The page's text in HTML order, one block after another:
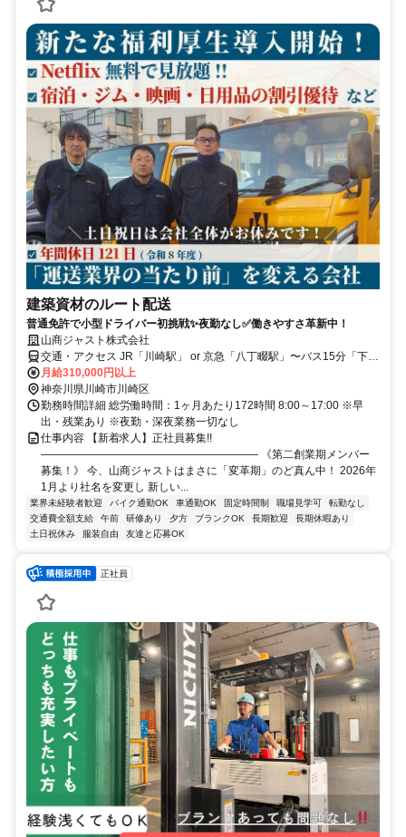
建築資材のルート配送
普通免許で小型ドライバー初挑戦✨夜勤なし✅働きやすさ革新中！
山商ジャスト株式会社
交通・アクセス JR「川崎駅」 or 京急「八丁畷駅」〜バス15分「下新
田」下車徒歩1分 JR「鶴見駅」〜バス10分「寛政」下車徒歩9分
月給310,000円以上
神奈川県川崎市川崎区
勤務時間詳細 総労働時間：1ヶ月あたり172時間 8:00～17:00 ※早
出・残業あり ※夜勤・深夜業務一切なし
仕事内容 【新着求人】正社員募集!!
―――――――――――――――――――― 《第二創業期メンバー
募集！》 今、山商ジャストはまさに「変革期」のど真ん中！ 2026年
1月より社名を変更し 新しい...
業界未経験者歓迎 バイク通勤OK 車通勤OK 固定時間制 職場見学可
転勤なし
交通費全額支給
午前 研修あり 夕方 ブランクOK 長期歓迎
長期休暇あり
土日祝休み
服装自由 友達と応募OK
正社員